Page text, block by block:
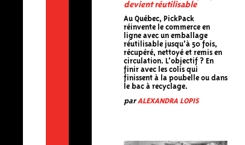
devient réutilisable
Au Québec, PickPack
réinvente le commerce en
ligne avec un emballage
réutilisable jusqu’à 50 fois,
récupéré, nettoyé et remis en
circulation. L’objectif ? En
finir avec les colis qui
finissent à la poubelle ou dans
le bac à recyclage.
parALEXANDRA LOPIS